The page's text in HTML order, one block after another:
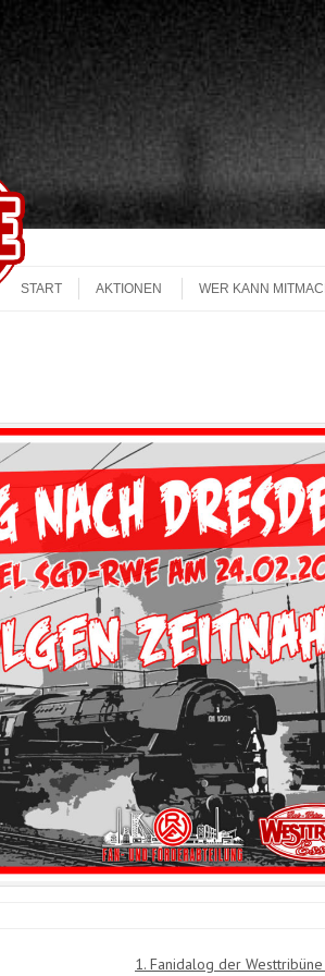
START
AKTIONEN WER KANN
1. Fanidalog der Westtribüne